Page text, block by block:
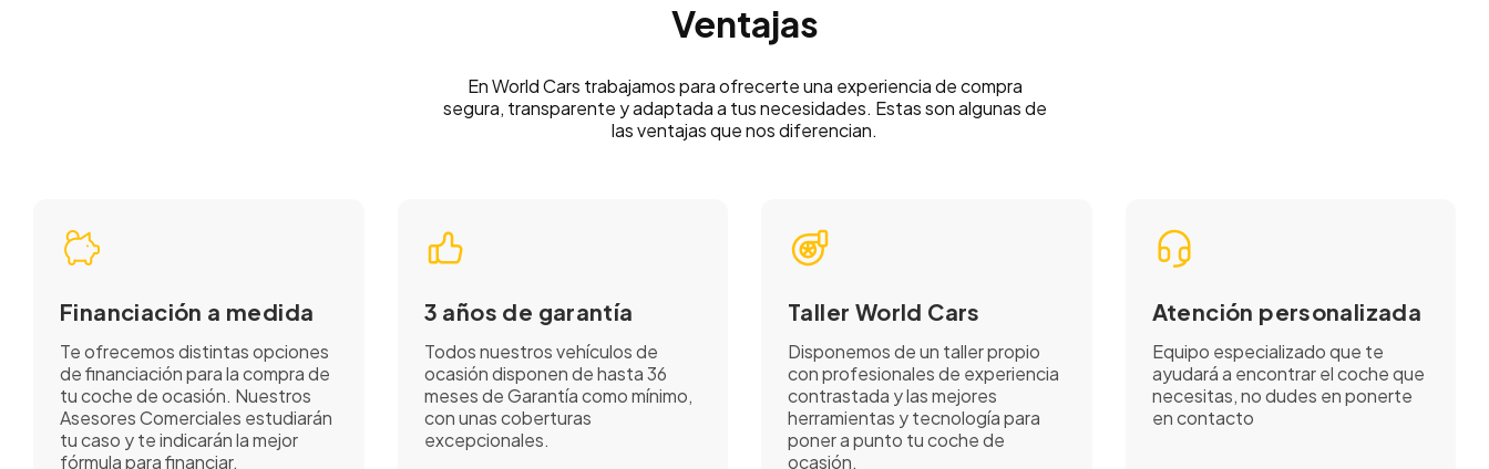
Ventajas
En World Cars trabajamos para ofrecerte una experiencia de compra
segura, transparente y adaptada a tus necesidades. Estas son algunas de
las ventajas que nos diferencian.
Financiación a medida
Te ofrecemos distintas opciones
de financiación para la compra de
tu coche de ocasión. Nuestros
Asesores Comerciales estudiarán
tu caso y te indicarán la mejor
fórmula para financiar.
3 años de garantía
Todos nuestros vehículos de
ocasión disponen de hasta 36
meses de Garantía como mínimo,
con unas coberturas
excepcionales.
Taller World Cars
Disponemos de un taller propio
con profesionales de experiencia
contrastada y las mejores
herramientas y tecnología para
poner a punto tu coche de
ocasión.
Atención personalizada
Equipo especializado que te
ayudará a encontrar el coche que
necesitas, no dudes en ponerte
en contacto